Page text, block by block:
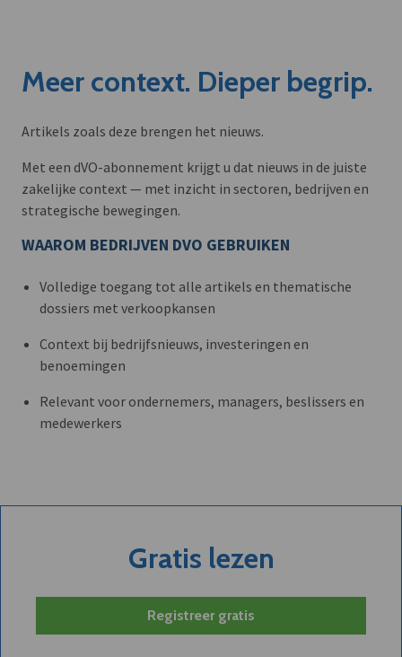
Meer context. Dieper begrip.
Artikels zoals deze brengen het nieuws.
Met een dVO-abonnement krijgt u dat nieuws in de juiste
zakelijke context — met inzicht in sectoren, bedrijven en
strategische bewegingen.
WAAROM BEDRIJVEN DVO GEBRUIKEN
Volledige toegang tot alle artikels en thematische
dossiers met verkoopkansen
Context bij bedrijfsnieuws, investeringen en
benoemingen
Relevant voor ondernemers, managers, beslissers en
medewerkers
Gratis lezen
Registreer gratis